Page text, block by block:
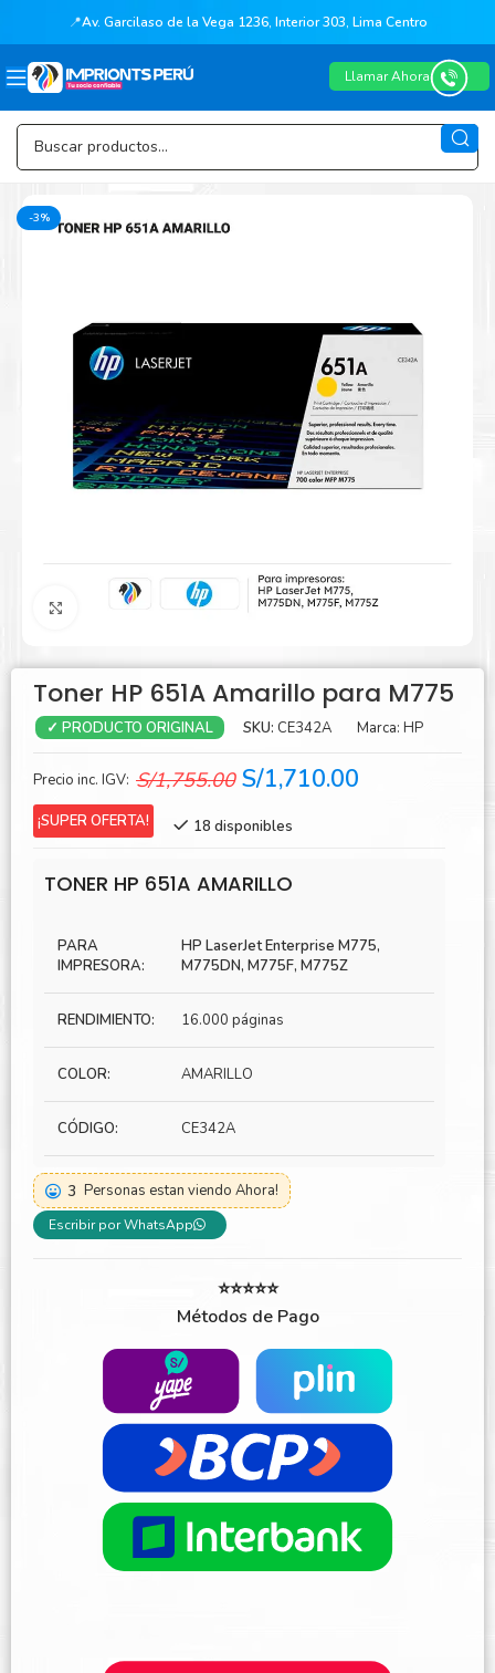
📍Av. Garcilaso de la Vega 1236, Interior 303, Lima Centro
Llamar Ahora
-3%
Agrandar
Toner HP 651A Amarillo para M775
✓ PRODUCTO ORIGINAL SKU: CE342A Marca: HP
Precio inc. IGV: S/1,755.00 El
original
S/1,755.00.
S/1,710.00
¡SUPER OFERTA! 18 disponibles
TONER HP 651A AMARILLO
PARA
IMPRESORA:
HP LaserJet Enterprise M775,
M775DN, M775F, M775Z
RENDIMIENTO: 16.000 páginas
COLOR: AMARILLO
CÓDIGO: CE342A
3 Personas estan viendo Ahora!
Escribir por WhatsApp
⭐⭐⭐⭐⭐
Métodos de Pago